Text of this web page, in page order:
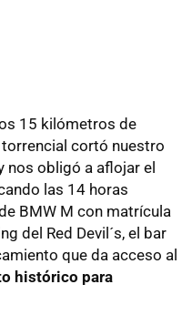
15 kilómetros de
cortó nuestro
nos obligó a aflojar el
las 14 horas
BMW M con matrícula
del Red Devil´s, el bar
que da acceso al
histórico para